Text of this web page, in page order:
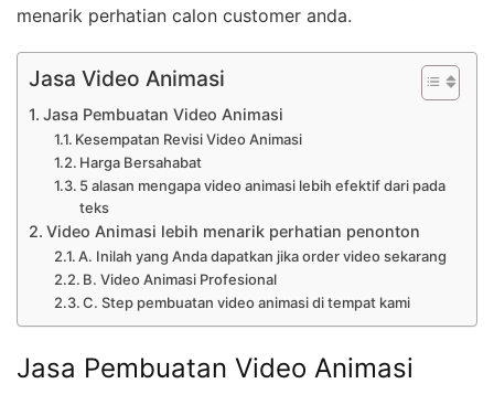
menarik perhatian calon customer anda.
Jasa Video Animasi
Jasa Pembuatan Video Animasi
Kesempatan Revisi Video Animasi
Harga Bersahabat
5 alasan mengapa video animasi lebih efektif dari pada
teks
Video Animasi lebih menarik perhatian penonton
A. Inilah yang Anda dapatkan jika order video sekarang
B. Video Animasi Profesional
C. Step pembuatan video animasi di tempat kami
Jasa Pembuatan Video Animasi